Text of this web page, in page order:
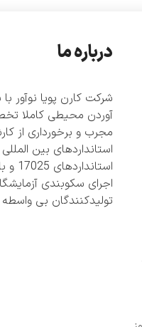
درباره ما
آوردن محیطی کاملا
مجرب و برخورداری از
اجرای سکوبندی
تولیدکنندگان بی